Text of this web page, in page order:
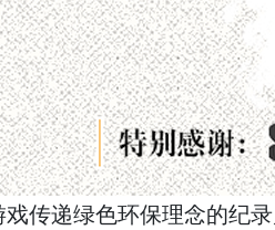
戏传递绿色环保理念的纪